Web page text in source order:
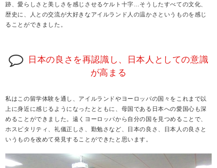
跡、愛らしさと美しさを感じさせるケルト十字…そうしたすべての文化、
歴史に、人との交流が大好きなアイルランド人の温かさというものを感じ
ることができました。
日本の良さを再認識し、日本人としての意識
が高まる
私はこの留学体験を通し、アイルランドやヨーロッパの国々をこれまで以
上に身近に感じるようになったとともに、母国である日本への愛国心も深
めることができました。遠くヨーロッパから自分の国を見つめることで、
ホスピタリティ、礼儀正しさ、勤勉さなど、日本の良さ、日本人の良さと
いうものを改めて発見することができたと思います。